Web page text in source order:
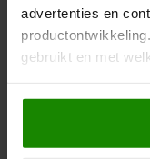
advertenties en
gebruikt en met
Als u het toestaat,
Informatie
die tot een